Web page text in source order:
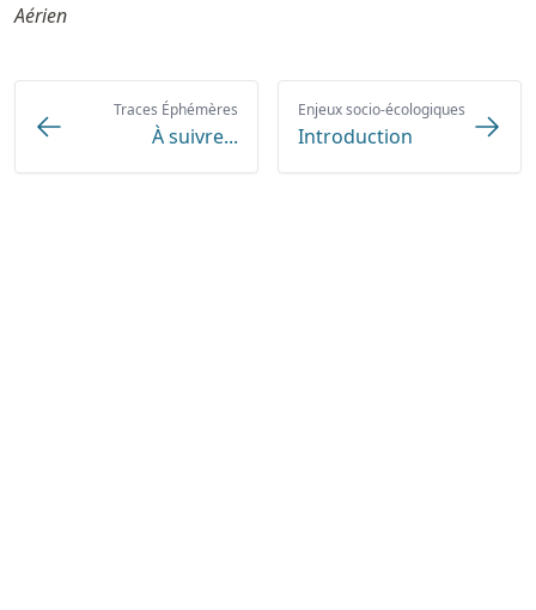
Aérien
Traces Éphémères
À suivre...
Enjeux socio-écologiques
Introduction